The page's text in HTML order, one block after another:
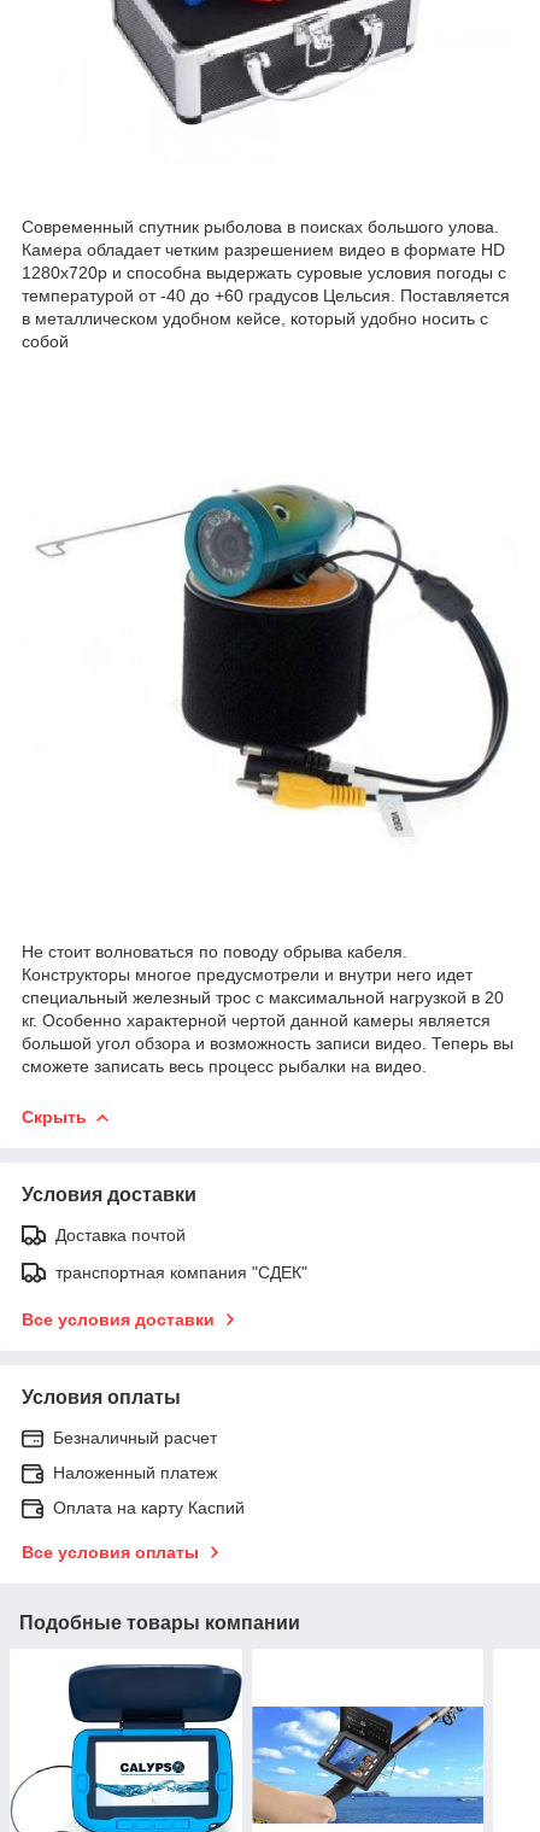
Cовременный спутник рыболова в поисках большого улова.
Камера обладает четким разрешением видео в формате HD
1280x720p и способна выдержать суровые условия погоды с
температурой от -40 до +60 градусов Цельсия. Поставляется
в металлическом удобном кейсе, который удобно носить с
собой
Не стоит волноваться по поводу обрыва кабеля.
Конструкторы многое предусмотрели и внутри него идет
специальный железный трос с максимальной нагрузкой в 20
кг. Особенно характерной чертой данной камеры является
большой угол обзора и возможность записи видео. Теперь вы
сможете записать весь процесс рыбалки на видео.
Скрыть
Условия доставки
Доставка почтой
транспортная компания "СДЕК"
Все условия доставки
Условия оплаты
Безналичный расчет
Наложенный платеж
Оплата на карту Каспий
Все условия оплаты
Подобные товары компании